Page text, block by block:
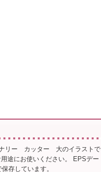
ナリー カッター 大のイラストで
途にお使いください。 EPSデー
存しています。